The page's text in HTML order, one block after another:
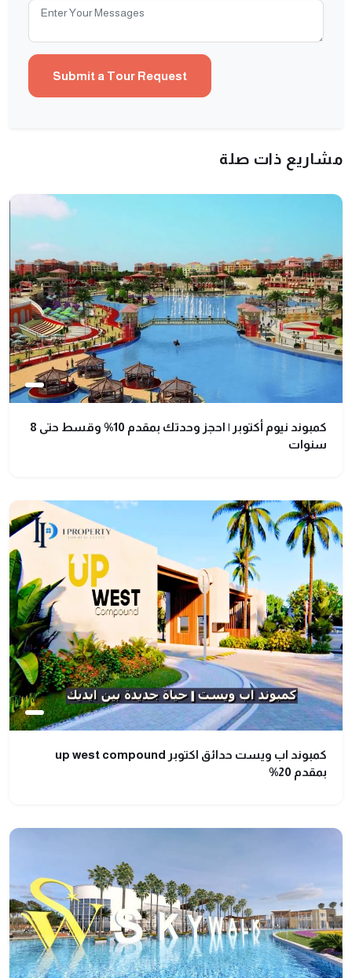
مشاريع ذات صلة
كمبوند نيوم أكتوبر | احجز وحدتك بمقدم 10% وقسط حتى 8
سنوات
كمبوند اب ويست حدائق اكتوبر up west compound
بمقدم 20%